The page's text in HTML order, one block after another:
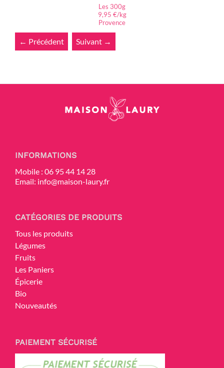
Les 300g
9,95 €/kg
Provence
← Précédent Suivant →
INFORMATIONS
Mobile : 06 95 44 14 28
Email: info@maison-laury.fr
CATÉGORIES DE PRODUITS
Tous les produits
Légumes
Fruits
Les Paniers
Épicerie
Bio
Nouveautés
PAIEMENT SÉCURISÉ